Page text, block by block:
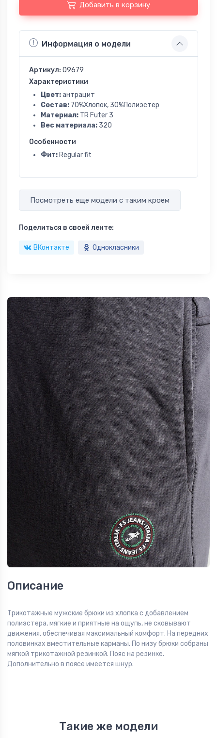
Добавить в корзину
Информация о модели
Артикул: 09679
Характеристики
Цвет:антрацит
Состав: 70%Хлопок, 30%Полиэстер
Материал: TR Futer 3
Вес материала: 320
Особенности
Фит: Regular fit
Посмотреть еще модели с таким кроем
Поделиться в своей ленте:
ВКонтакте Однокласники
Описание
Трикотажные мужские брюки из хлопка с добавлением
полиэстера, мягкие и приятные на ощупь, не сковывают
движения, обеспечивая максимальный комфорт. На передних
половинках вместительные карманы. По низу брюки собраны
мягкой трикотажной резинкой. Пояс на резинке.
Дополнительно в поясе имеется шнур.
Такие же модели